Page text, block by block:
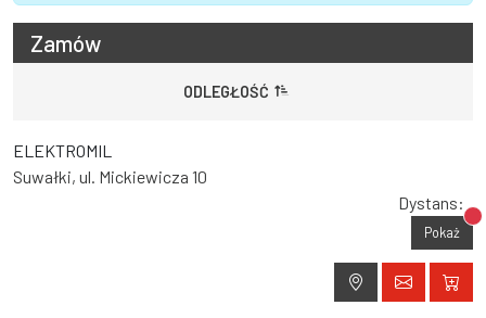
Zamów
ODLEGŁOŚĆ
ELEKTROMIL
Suwałki, ul. Mickiewicza 10
Dystans:
Pokaż